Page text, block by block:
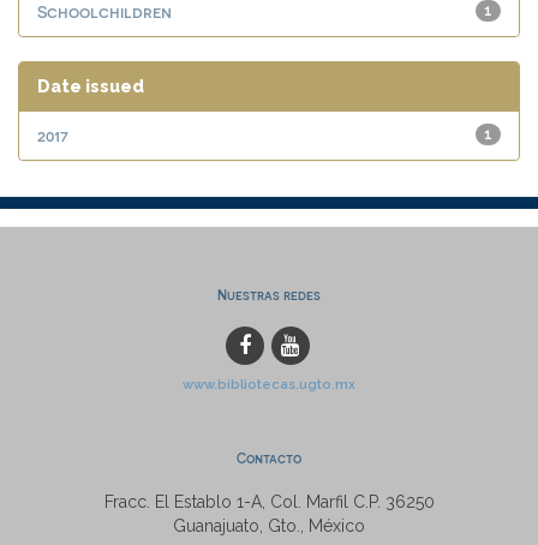
1
Schoolchildren
Date issued
1
2017
Nuestras redes
www.bibliotecas.ugto.mx
Contacto
Fracc. El Establo 1-A, Col. Marfil C.P. 36250
Guanajuato, Gto., México